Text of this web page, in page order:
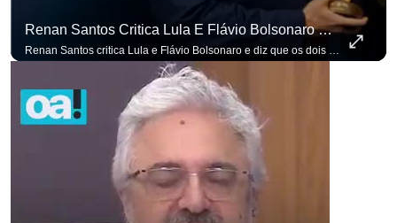
Renan Santos Critica Lula E Flávio Bolsonaro E Diz Que Os Dois São Lados Da Mesma Moeda.